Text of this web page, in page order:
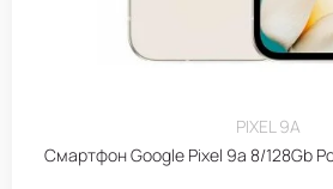
PIXEL 9A
Смартфон Google Pixel 9a 8/128Gb